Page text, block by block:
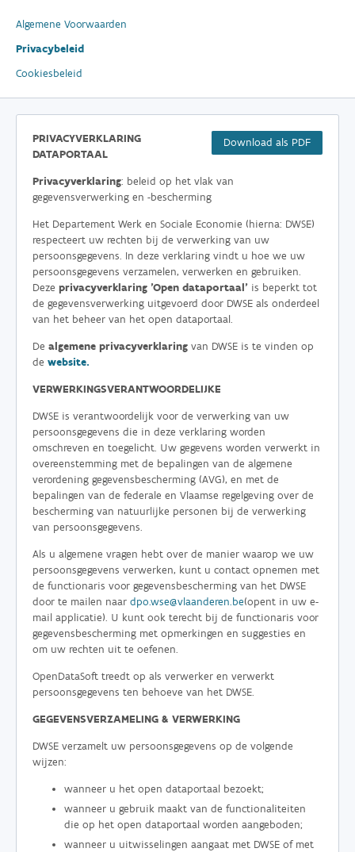
Algemene Voorwaarden
Privacybeleid
Cookiesbeleid
Download als PDF
PRIVACYVERKLARING
DATAPORTAAL
Privacyverklaring: beleid op het vlak van
gegevensverwerking en -bescherming
Het Departement Werk en Sociale Economie (hierna: DWSE)
respecteert uw rechten bij de verwerking van uw
persoonsgegevens. In deze verklaring vindt u hoe we uw
persoonsgegevens verzamelen, verwerken en gebruiken.
Deze privacyverklaring 'Open dataportaal' is beperkt tot
de gegevensverwerking uitgevoerd door DWSE als onderdeel
van het beheer van het open dataportaal.
De algemene privacyverklaring van DWSE is te vinden op
de website.
VERWERKINGSVERANTWOORDELIJKE
DWSE is verantwoordelijk voor de verwerking van uw
persoonsgegevens die in deze verklaring worden
omschreven en toegelicht. Uw gegevens worden verwerkt in
overeenstemming met de bepalingen van de algemene
verordening gegevensbescherming (AVG), en met de
bepalingen van de federale en Vlaamse regelgeving over de
bescherming van natuurlijke personen bij de verwerking
van persoonsgegevens.
Als u algemene vragen hebt over de manier waarop we uw
persoonsgegevens verwerken, kunt u contact opnemen met
de functionaris voor gegevensbescherming van het DWSE
door te mailen naar dpo.wse@vlaanderen.be(opent in uw e-
mail applicatie). U kunt ook terecht bij de functionaris voor
gegevensbescherming met opmerkingen en suggesties en
om uw rechten uit te oefenen.
OpenDataSoft treedt op als verwerker en verwerkt
persoonsgegevens ten behoeve van het DWSE.
GEGEVENSVERZAMELING & VERWERKING
DWSE verzamelt uw persoonsgegevens op de volgende
wijzen:
wanneer u het open dataportaal bezoekt;
wanneer u gebruik maakt van de functionaliteiten
die op het open dataportaal worden aangeboden;
wanneer u uitwisselingen aangaat met DWSE of met